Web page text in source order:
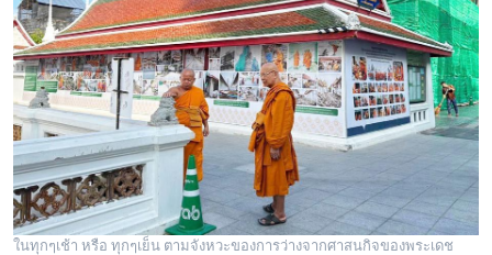
ในทุกๆเช้า หรือ ทุกๆเย็น ตามจังหวะของการว่างจากศาสนกิจของพระเดช